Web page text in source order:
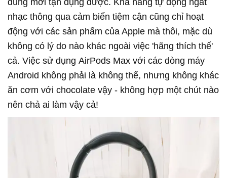
dùng mới tận dụng được. Khả năng tự động ngắt
nhạc thông qua cảm biến tiệm cận cũng chỉ hoạt
động với các sản phẩm của Apple mà thôi, mặc dù
không có lý do nào khác ngoài việc 'hãng thích thế'
cả. Việc sử dụng AirPods Max với các dòng máy
Android không phải là không thể, nhưng không khác
ăn cơm với chocolate vậy - không hợp một chút nào
nên chả ai làm vậy cả!